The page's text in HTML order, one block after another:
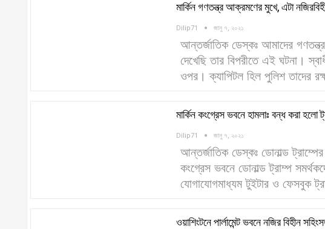
মার্কিন গণতন্ত্র আক্রমণের মুখে, এটা
Dilip71 জানু ৭, ২০২১
আন্তর্জাতিক ডেস্কঃ আমাদের
দেখেছি তার বিপরীতে এই ঘটনা।
ওপর। ক্যাপিটল হিল পুলিশ তাদের
মার্কিন কংগ্রেস ভবনে হামলাঃ বন্ধ করা হলো
Dilip71 জানু ৭, ২০২১
আন্তর্জাতিক ডেস্কঃ ডোনাল্ড
কংগ্রেস ভবনে ডোনাল্ড ট্রাম্প
যোগাযোগমাধ্যম টুইটার ও ফেসবুক
ওয়াশিংটনে পার্লামেন্ট ভবনে নজির বিহীন